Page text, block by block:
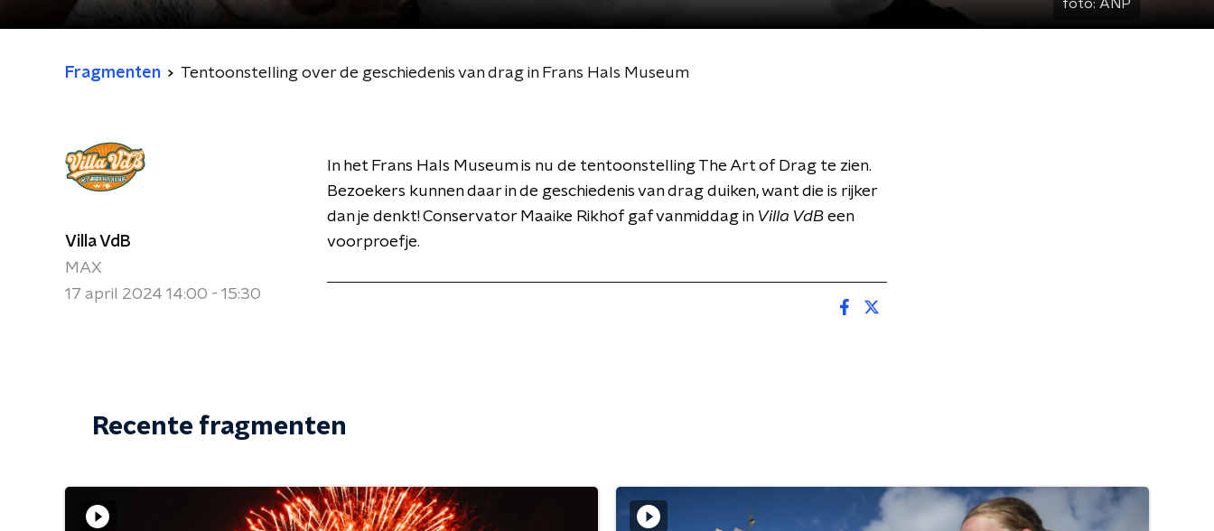
foto: ANP
Fragmenten Tentoonstelling over de geschiedenis van drag in Frans Hals Museum
Villa VdB
MAX
17 april 2024 14:00 - 15:30
In het Frans Hals Museum is nu de tentoonstelling The Art of Drag te zien.
Bezoekers kunnen daar in de geschiedenis van drag duiken, want die is rijker
dan je denkt! Conservator Maaike Rikhof gaf vanmiddag in Villa VdB een
voorproefje.
Recente fragmenten